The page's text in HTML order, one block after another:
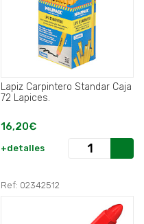
Lapiz Carpintero Standar Caja
72 Lapices.
16,20€
+detalles
Ref: 02342512